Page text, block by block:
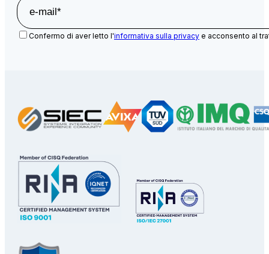
Confermo di aver letto l'informativa sulla privacy e acconsento al